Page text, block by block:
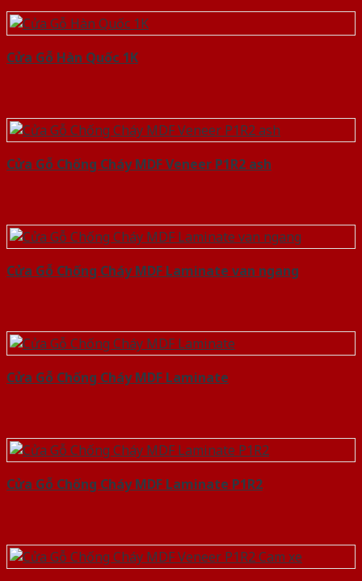
Cửa Gỗ Hàn Quốc 1K
Cửa Gỗ Chống Cháy MDF Veneer P1R2 ash
Cửa Gỗ Chống Cháy MDF Laminate van ngang
Cửa Gỗ Chống Cháy MDF Laminate
Cửa Gỗ Chống Cháy MDF Laminate P1R2